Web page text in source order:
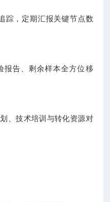
踪，定期汇报关键节点数
报告、剩余样本全方位移
、技术培训与转化资源对